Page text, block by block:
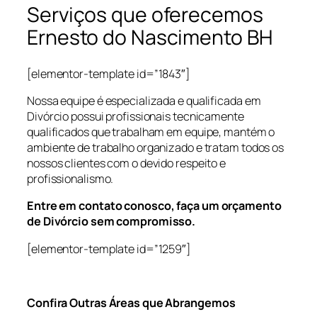
Serviços que oferecemos
Ernesto do Nascimento BH
[elementor-template id=”1843″]
Nossa equipe é especializada e qualificada em
Divórcio possui profissionais tecnicamente
qualificados que trabalham em equipe, mantém o
ambiente de trabalho organizado e tratam todos os
nossos clientes com o devido respeito e
profissionalismo.
Entre em contato conosco, faça um orçamento
de Divórcio sem compromisso.
[elementor-template id=”1259″]
Confira Outras Áreas que Abrangemos